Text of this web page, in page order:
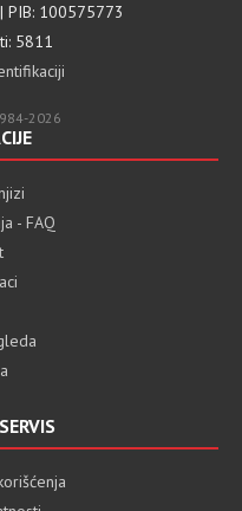
PIB: 100575773
5811
2026
- FAQ